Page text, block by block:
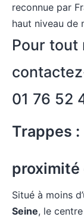
reconnue par
haut niveau de
Pour tout
01 76 52
Trappes
proximité
Situé à moins
Seine, le